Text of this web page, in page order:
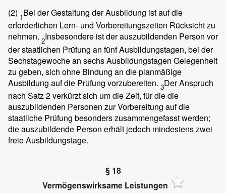
(2) 1Bei der Gestaltung der Ausbildung ist auf die
erforderlichen Lern- und Vorbereitungszeiten Rücksicht zu
nehmen. 2Insbesondere ist der auszubildenden Person vor
der staatlichen Prüfung an fünf Ausbildungstagen, bei der
Sechstagewoche an sechs Ausbildungstagen Gelegenheit
zu geben, sich ohne Bindung an die planmäßige
Ausbildung auf die Prüfung vorzubereiten. 3Der Anspruch
nach Satz 2 verkürzt sich um die Zeit, für die die
auszubildenden Personen zur Vorbereitung auf die
staatliche Prüfung besonders zusammengefasst werden;
die auszubildende Person erhält jedoch mindestens zwei
freie Ausbildungstage.
§ 18
Vermögenswirksame Leistungen